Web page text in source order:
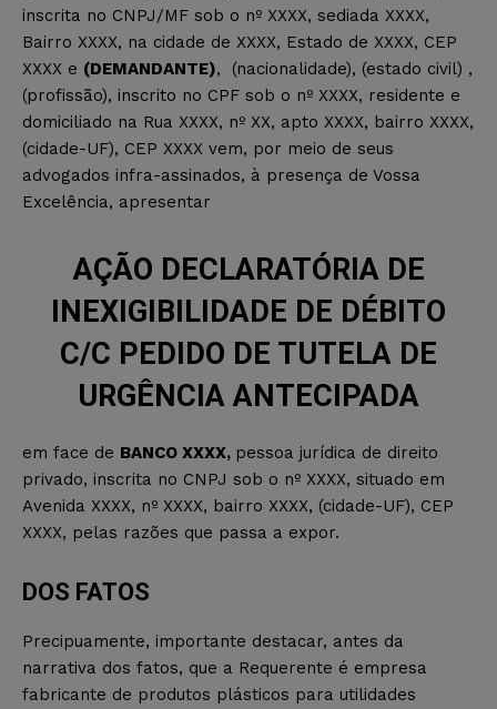
inscrita no CNPJ/MF sob o nº XXXX, sediada XXXX,
Bairro XXXX, na cidade de XXXX, Estado de XXXX, CEP
XXXX e (DEMANDANTE),
(nacionalidade), (estado civil) ,
(profissão), inscrito no CPF sob o nº XXXX, residente e
domiciliado na Rua XXXX, nº XX, apto XXXX, bairro XXXX,
(cidade-UF), CEP XXXX vem, por meio de seus
advogados infra-assinados, à presença de Vossa
Excelência, apresentar
AÇÃO DECLARATÓRIA DE
INEXIGIBILIDADE DE DÉBITO
C/C PEDIDO DE TUTELA DE
URGÊNCIA ANTECIPADA
em face de BANCO XXXX, pessoa jurídica de direito
privado, inscrita no CNPJ sob o nº XXXX, situado em
Avenida XXXX, nº XXXX, bairro XXXX, (cidade-UF), CEP
XXXX, pelas razões que passa a expor.
DOS FATOS
Precipuamente, importante destacar, antes da
narrativa dos fatos, que a Requerente é empresa
fabricante de produtos plásticos para utilidades